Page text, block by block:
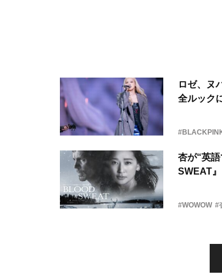
ロゼ、ヌ
全ルック
杏が“英
SWEAT』
#WOWOW #